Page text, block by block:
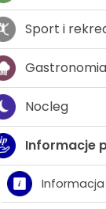
Sport i
Gastronomia
Nocleg
Informacje